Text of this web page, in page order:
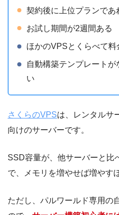
契約後に上位プランであ
お試し期間が2週間ある
ほかのVPSとくらべて料
自動構築テンプレート
い
さくらのVPSは、レンタルサ
向けのサーバーです。
SSD容量が、他サーバーと比
で、メモリを増やせば増やす
ただし、パルワールド専用の